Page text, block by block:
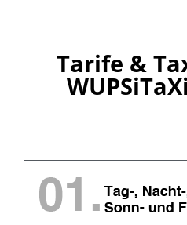
Tarife &